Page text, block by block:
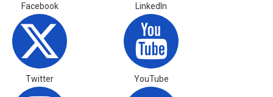
Facebook LinkedIn
Twitter YouTube